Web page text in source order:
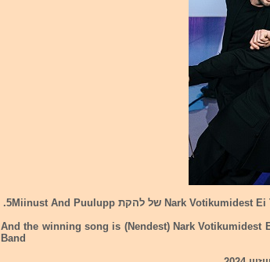
And the winning song is (Nendest) Nark Votikumidest
Band